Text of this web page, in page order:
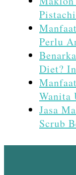
Perlu
Diet?
Wanita
Jasa
Scrub